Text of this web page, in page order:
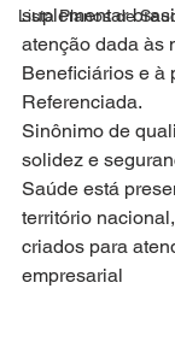
Lista Planos de
suplementar
atenção dada às
Beneficiários e à
Referenciada.
Sinônimo de
solidez e
Saúde está
território
criados para
empresarial